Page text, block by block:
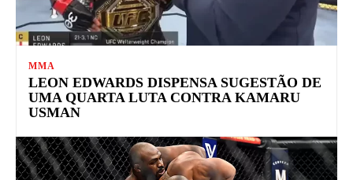
MMA
LEON EDWARDS DISPENSA SUGESTÃO DE
UMA QUARTA LUTA CONTRA KAMARU
USMAN